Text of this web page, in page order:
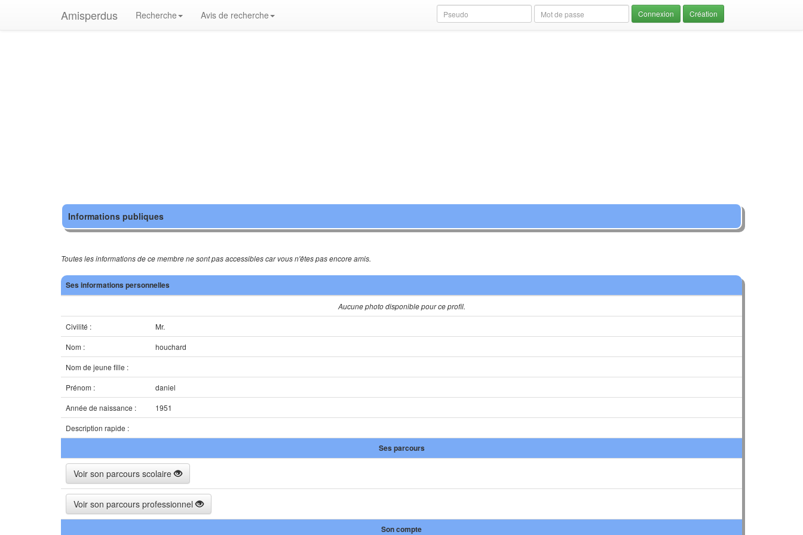
Amisperdus Recherche Avis de recherche Création
Informations publiques
Toutes les informations de ce membre ne sont pas accessibles car vous n'êtes pas encore amis.
Ses informations personnelles
Aucune photo disponible pour ce profil.
Civilité :
Mr.
Nom :
houchard
Nom de jeune fille :
Prénom :
daniel
Année de naissance :
1951
Description rapide :
Ses parcours
Voir son parcours scolaire
Voir son parcours professionnel
Son compte